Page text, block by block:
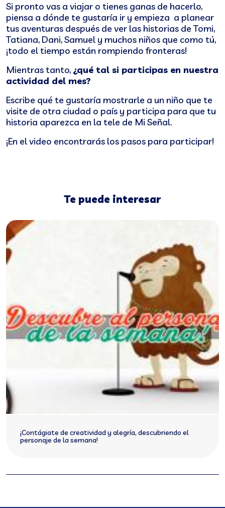
Si pronto vas a viajar o tienes ganas de hacerlo,
piensa a dónde te gustaría ir y empieza a planear
tus aventuras después de ver las historias de Tomi,
Tatiana, Dani, Samuel y muchos niños que como tú,
¡todo el tiempo están rompiendo fronteras!
Mientras tanto, ¿qué tal si participas en nuestra
actividad del mes?
Escribe qué te gustaría mostrarle a un niño que te
visite de otra ciudad o país y participa para que tu
historia aparezca en la tele de Mi Señal.
¡En el video encontrarás los pasos para participar!
Te puede interesar
¡Contágiate de creatividad y alegría, descubriendo el
personaje de la semana!